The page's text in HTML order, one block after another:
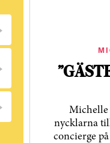
Michelle
nycklarna
concierge